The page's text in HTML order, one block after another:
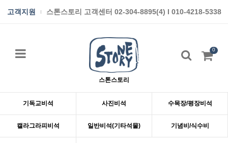
고객지원 스톤스토리 고객센터 02-304-8895(4) I 010-4218-5338
스톤스토리
0
기독교비석 사진비석 수목장/평장비석
캘라그라피비석 일반비석(기타석물) 기념비/식수비